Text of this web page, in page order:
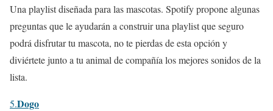
Una playlist diseñada para las mascotas. Spotify propone algunas
preguntas que le ayudarán a construir una playlist que seguro
podrá disfrutar tu mascota, no te pierdas de esta opción y
diviértete junto a tu animal de compañía los mejores sonidos de la
lista.
5.Dogo